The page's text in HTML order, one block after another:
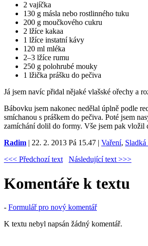
2 vajíčka
130 g másla nebo rostlinného tuku
200 g moučkového cukru
2 lžíce kakaa
1 lžíce instatní kávy
120 ml mléka
2–3 lžíce rumu
250 g polohrubé mouky
1 lžička prášku do pečiva
Já jsem navíc přidal nějaké vlašské ořechy a
Bábovku jsem nakonec nedělal úplně podle
smíchanou s práškem do pečiva. Poté jsem
zamíchání dolil do formy. Vše jsem pak vložil
Radim | 22. 2. 2013 Pá 15.47 | Vaření,
<<< Předchozí text
Následující text >>>
Komentáře k textu
- Formulář pro nový komentář
K textu nebyl napsán žádný komentář.